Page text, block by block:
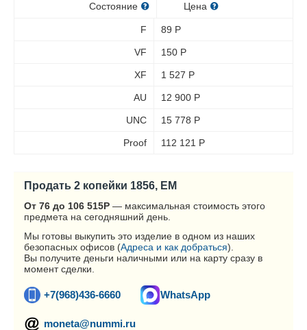
Состояние Цена
F 89 Р
VF 150 Р
XF 1 527 Р
AU 12 900 Р
UNC 15 778 Р
Proof 112 121 Р
Продать 2 копейки 1856, ЕМ
От 76 до 106 515Р — максимальная стоимость этого
предмета на сегодняшний день.
Мы готовы выкупить это изделие в одном из наших
безопасных офисов (Адреса и как добраться).
Вы получите деньги наличными или на карту сразу в
момент сделки.
+7(968)436-6660 WhatsApp
moneta@nummi.ru